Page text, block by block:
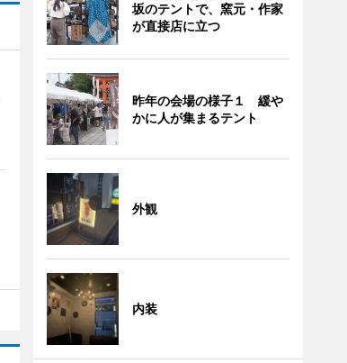
坂のテントで、窯元・作家
が直接店に立つ
昨年の会場の様子１ 緩や
かに人が集まるテント
外観
内装